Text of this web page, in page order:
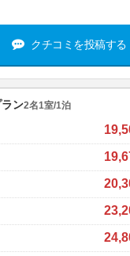
クチコミを投稿する
ン2名1室/1泊